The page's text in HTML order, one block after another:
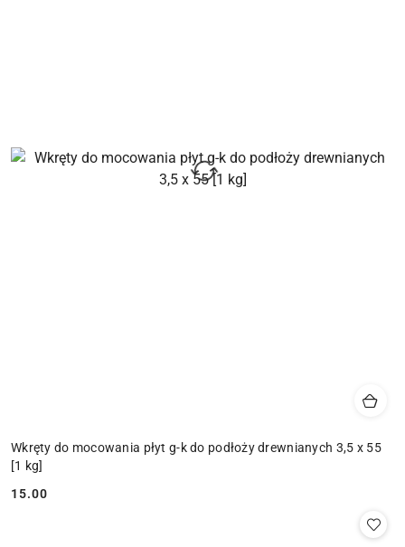
Wkręty do mocowania płyt g-k do podłoży drewnianych 3,5 x 55
[1 kg]
Cena:
15.00